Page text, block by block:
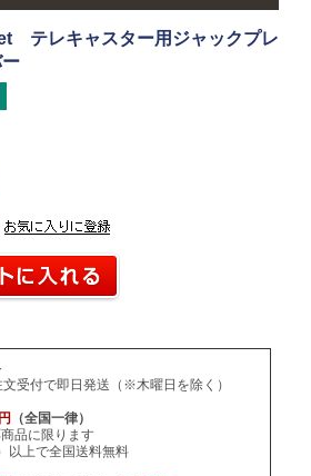
テレキャスター用ジャックプレ
受付で即日発送（※木曜日を除く）
（全国一律）
品に限ります
以上で全国送料無料